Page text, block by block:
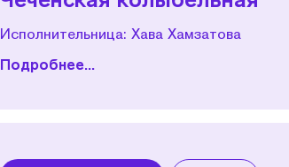
Исполнительница: Хава Хамзатова
Подробнее...